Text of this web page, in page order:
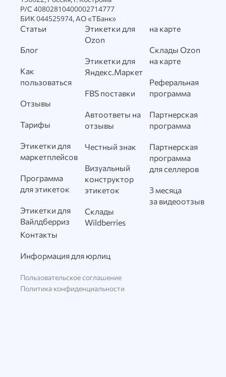
Р/С 40802810400002714777
БИК 044525974, АО «ТБанк»
Статьи
Блог
Как
пользоваться
Отзывы
Тарифы
Этикетки для
маркетплейсов
Программа
для этикеток
Этикетки для
Вайлдберриз
Этикетки для
Ozon
Этикетки для
Яндекс.Маркет
FBS поставки
Автоответы на
отзывы
Честный знак
Визуальный
конструктор
этикеток
Склады
Wildberries
на карте
Склады Ozon
на карте
Реферальная
программа
Партнерская
программа
Партнерская
программа
для селлеров
3 месяца
за видеоотзыв
Контакты
Информация для юрлиц
Пользовательское соглашение
Политика конфиденциальности